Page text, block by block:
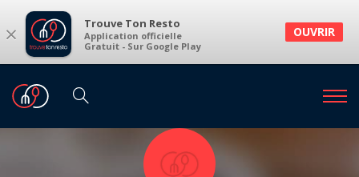
× Trouve Ton Resto
Application officielle
Gratuit - Sur Google Play
OUVRIR